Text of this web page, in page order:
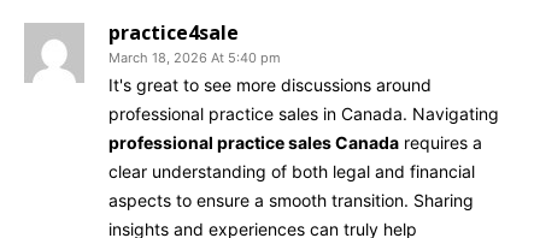
practice4sale
March 18, 2026 At 5:40 pm
It's great to see more discussions around
professional practice sales in Canada. Navigating
professional practice sales Canada requires a
clear understanding of both legal and financial
aspects to ensure a smooth transition. Sharing
insights and experiences can truly help